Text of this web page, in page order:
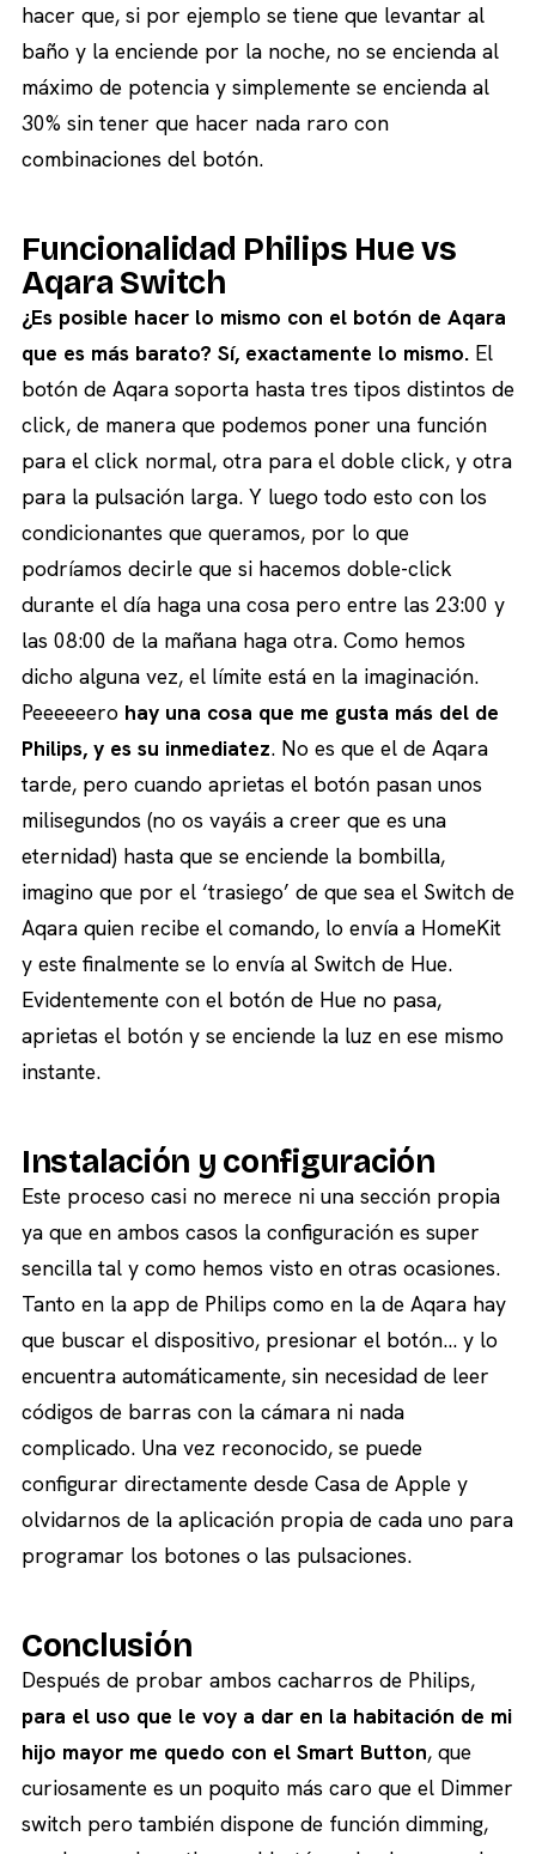
hacer que, si por ejemplo se tiene que levantar al
baño y la enciende por la noche, no se encienda al
máximo de potencia y simplemente se encienda al
30% sin tener que hacer nada raro con
combinaciones del botón.
Funcionalidad Philips Hue vs
Aqara Switch
¿Es posible hacer lo mismo con el botón de Aqara
que es más barato? Sí, exactamente lo mismo. El
botón de Aqara soporta hasta tres tipos distintos de
click, de manera que podemos poner una función
para el click normal, otra para el doble click, y otra
para la pulsación larga. Y luego todo esto con los
condicionantes que queramos, por lo que
podríamos decirle que si hacemos doble-click
durante el día haga una cosa pero entre las 23:00 y
las 08:00 de la mañana haga otra. Como hemos
dicho alguna vez, el límite está en la imaginación.
Peeeeeero hay una cosa que me gusta más del de
Philips, y es su inmediatez. No es que el de Aqara
tarde, pero cuando aprietas el botón pasan unos
milisegundos (no os vayáis a creer que es una
eternidad) hasta que se enciende la bombilla,
imagino que por el ‘trasiego’ de que sea el Switch de
Aqara quien recibe el comando, lo envía a HomeKit
y este finalmente se lo envía al Switch de Hue.
Evidentemente con el botón de Hue no pasa,
aprietas el botón y se enciende la luz en ese mismo
instante.
Instalación y configuración
Este proceso casi no merece ni una sección propia
ya que en ambos casos la configuración es super
sencilla tal y como hemos visto en otras ocasiones.
Tanto en la app de Philips como en la de Aqara hay
que buscar el dispositivo, presionar el botón… y lo
encuentra automáticamente, sin necesidad de leer
códigos de barras con la cámara ni nada
complicado. Una vez reconocido, se puede
configurar directamente desde Casa de Apple y
olvidarnos de la aplicación propia de cada uno para
programar los botones o las pulsaciones.
Conclusión
Después de probar ambos cacharros de Philips,
para el uso que le voy a dar en la habitación de mi
hijo mayor me quedo con el Smart Button, que
curiosamente es un poquito más caro que el Dimmer
switch pero también dispone de función dimming,